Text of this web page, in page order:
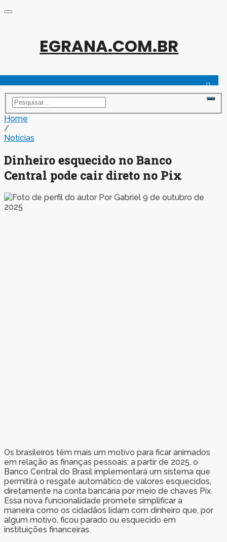
EGRANA.COM.BR
Home
/
Notícias
Dinheiro esquecido no Banco
Central pode cair direto no Pix
Por Gabriel 9 de outubro de
2025
Os brasileiros têm mais um motivo para ficar animados
em relação às finanças pessoais: a partir de 2025, o
Banco Central do Brasil implementará um sistema que
permitirá o resgate automático de valores esquecidos,
diretamente na conta bancária por meio de chaves Pix.
Essa nova funcionalidade promete simplificar a
maneira como os cidadãos lidam com dinheiro que, por
algum motivo, ficou parado ou esquecido em
instituições financeiras.